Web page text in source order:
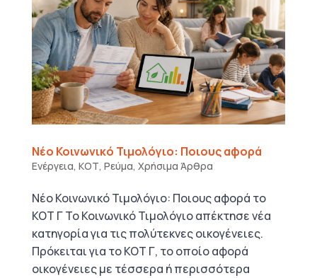
Νέο Κοινωνικό Τιμολόγιο: Ποιους αφορά
Ενέργεια, ΚΟΤ, Ρεύμα, Χρήσιμα Άρθρα
Νέο Κοινωνικό Τιμολόγιο: Ποιους αφορά το
ΚΟΤ Γ Το Κοινωνικό Τιμολόγιο απέκτησε νέα
κατηγορία για τις πολύτεκνες οικογένειες.
Πρόκειται για το ΚΟΤ Γ, το οποίο αφορά
οικογένειες με τέσσερα ή περισσότερα